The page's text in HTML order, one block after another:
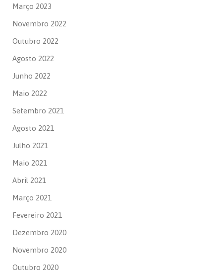
Março 2023
Novembro 2022
Outubro 2022
Agosto 2022
Junho 2022
Maio 2022
Setembro 2021
Agosto 2021
Julho 2021
Maio 2021
Abril 2021
Março 2021
Fevereiro 2021
Dezembro 2020
Novembro 2020
Outubro 2020